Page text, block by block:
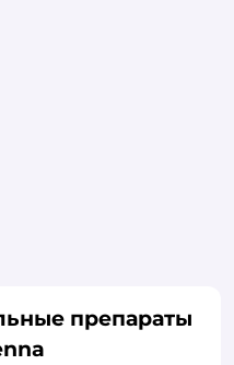
препараты